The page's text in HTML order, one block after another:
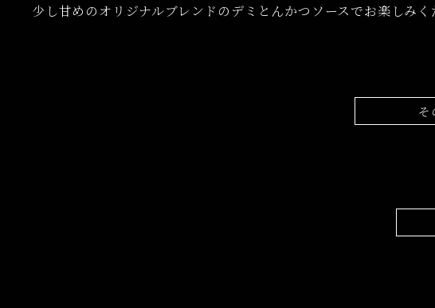
少し甘めのオリジナルブレンドのデミとんかつソースでお楽しみく
そ